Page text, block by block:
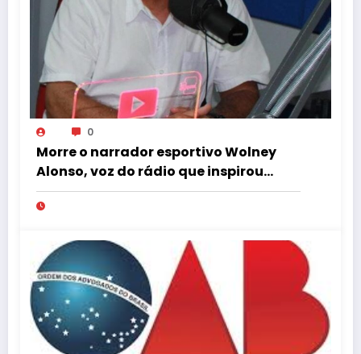
0
Morre o narrador esportivo Wolney
Alonso, voz do rádio que inspirou
Gustavo Villani